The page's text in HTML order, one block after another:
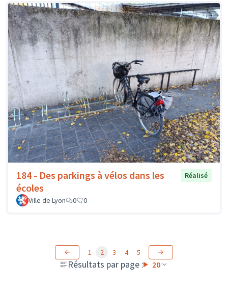
184 - Des parkings à vélos dans les
écoles
Réalisé
Ville de Lyon 0 0
Résultats par page : 20
1 2 3 4 5